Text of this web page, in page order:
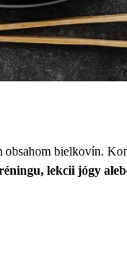
bielkovín.
lekcii jógy